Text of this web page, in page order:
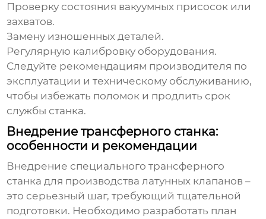
Проверку состояния вакуумных присосок или
захватов.
Замену изношенных деталей.
Регулярную калибровку оборудования.
Следуйте рекомендациям производителя по
эксплуатации и техническому обслуживанию,
чтобы избежать поломок и продлить срок
службы станка.
Внедрение трансферного станка:
особенности и рекомендации
Внедрение специального трансферного
станка для производства латунных клапанов –
это серьезный шаг, требующий тщательной
подготовки. Необходимо разработать план